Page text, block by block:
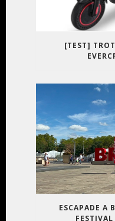
[TEST]
ESCAPADE A
FESTIVAL